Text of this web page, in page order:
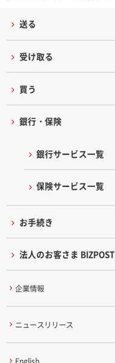
送る
受け取る
買う
銀行・保険
銀行サービス一覧
保険サービス一覧
お手続き
法人のお客さま BIZPOST
企業情報
ニュースリリース